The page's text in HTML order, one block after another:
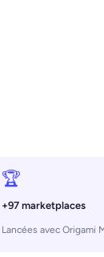
🏆
+97 marketplaces
Lancées avec Origami